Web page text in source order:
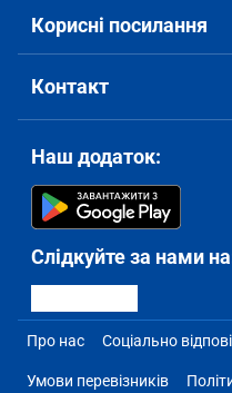
Корисні посилання
Контакт
Наш додаток:
Слідкуйте за нами
Про нас Соціально
Умови перевізників